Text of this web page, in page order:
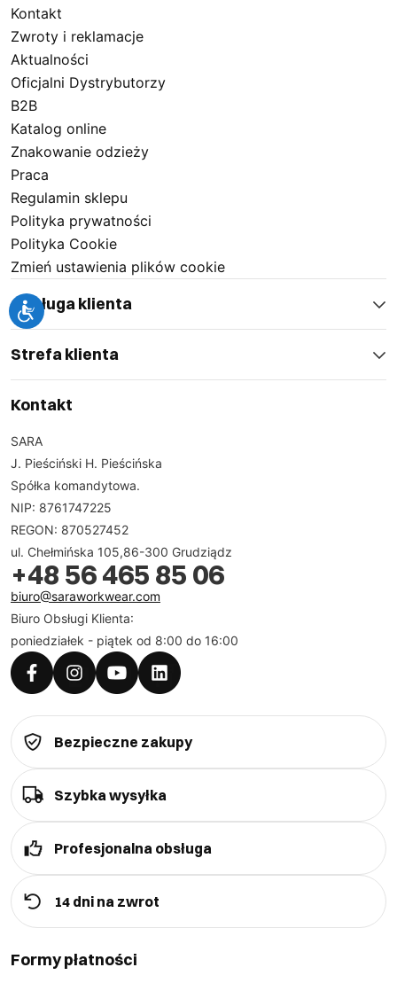
Kontakt
Zwroty i reklamacje
Aktualności
Oficjalni Dystrybutorzy
B2B
Katalog online
Znakowanie odzieży
Praca
Regulamin sklepu
Polityka prywatności
Polityka Cookie
Zmień ustawienia plików cookie
Obsługa klienta
Strefa klienta
Kontakt
SARA
J. Pieściński H. Pieścińska
Spółka komandytowa.
NIP: 8761747225
REGON: 870527452
ul. Chełmińska 105,86-300 Grudziądz
+48 56 465 85 06
biuro@saraworkwear.com
Biuro Obsługi Klienta:
poniedziałek - piątek od 8:00 do 16:00
Bezpieczne zakupy
Szybka wysyłka
Profesjonalna obsługa
14 dni na zwrot
Formy płatności